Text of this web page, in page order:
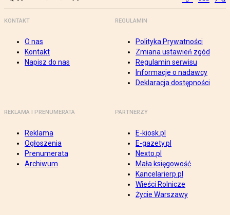
KONTAKT
O nas
Kontakt
Napisz do nas
REGULAMIN
Polityka Prywatności
Zmiana ustawień zgód
Regulamin serwisu
Informacje o nadawcy
Deklaracja dostępności
REKLAMA I PRENUMERATA
Reklama
Ogłoszenia
Prenumerata
Archiwum
PARTNERZY
E-kiosk.pl
E-gazety.pl
Nexto.pl
Mała księgowość
Kancelarierp.pl
Wieści Rolnicze
Życie Warszawy